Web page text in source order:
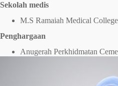
Sekolah medis
M.S Ramaiah Medical
Penghargaan
Anugerah Perkhidmatan